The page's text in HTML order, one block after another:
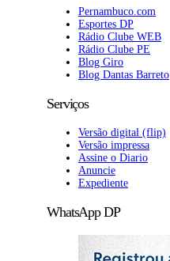
Pernambuco.com
Esportes DP
Rádio Clube WEB
Rádio Clube PE
Blog Giro
Blog Dantas Barreto
Serviços
Versão digital (flip)
Versão impressa
Assine o Diario
Anuncie
Expediente
WhatsApp DP